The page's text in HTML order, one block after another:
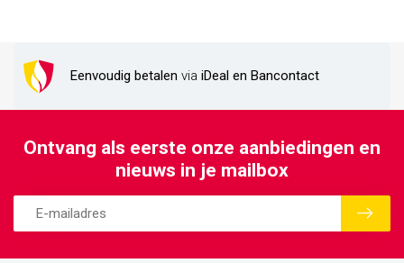
Eenvoudig betalen via iDeal en Bancontact
Ontvang als eerste onze aanbiedingen en
nieuws in je mailbox